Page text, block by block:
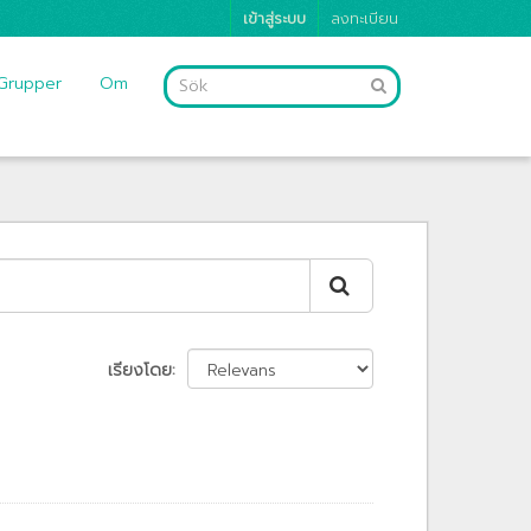
เข้าสู่ระบบ ลงทะเบียน
Om
เรียงโดย